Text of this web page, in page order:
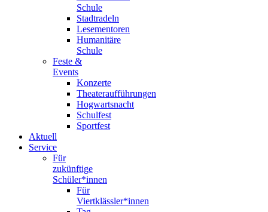
Schule
Stadtradeln
Lesementoren
Humanitäre
Schule
Feste &
Events
Konzerte
Theateraufführungen
Hogwartsnacht
Schulfest
Sportfest
Aktuell
Service
Für
zukünftige
Schüler*innen
Für
Viertklässler*innen